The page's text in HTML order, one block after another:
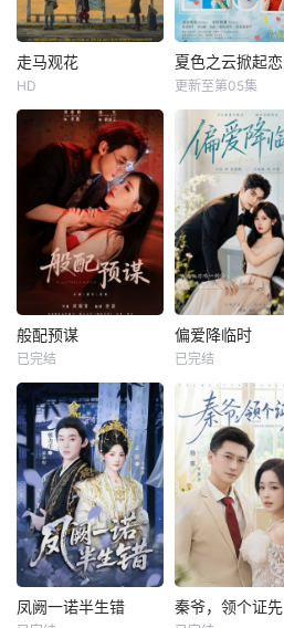
走马观花
HD 更新至第05集
般配预谋
已完结
偏爱降临时
已完结
凤阙一诺半生错 秦爷，领个证先